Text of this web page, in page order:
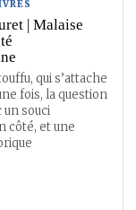
| Malaise
qui s’attache
fois, la question
un souci
côté, et une